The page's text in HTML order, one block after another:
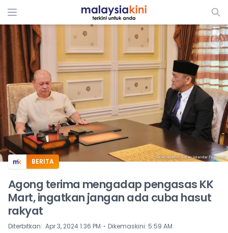
ADS
BERITA
Agong terima mengadap pengasas KK
Mart, ingatkan jangan ada cuba hasut
rakyat
Diterbitkan: Apr 3, 2024 1:36 PM ⋅ Dikemaskini: 5:59 AM